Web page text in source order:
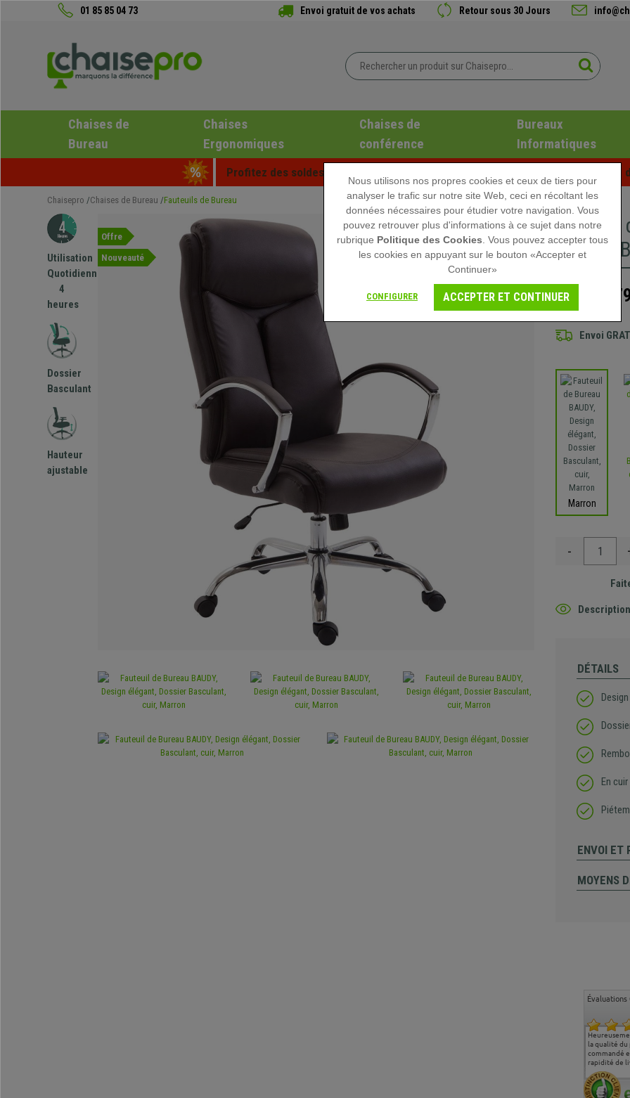
01 85 85 04 73 Envoi gratuit de vos achats Retour sous 30 Jours
Chaises de
Bureau
Chaises
Ergonomiques
Chaises de
conférence
Bureaux
Informatiques
Profitez des soldes d'été chez Chaisepro ! Des réductions exclusives pour une
Chaisepro Chaises de Bureau Fauteuils de Bureau
Utilisation
Quotidienne
4
heures
Dossier
Basculant
Hauteur
ajustable
Offre
Nouveauté
Fauteuil
Dossier
339,90 €
Envoi
Marron
-
DÉTAILS
En
ENVOI ET
MOYENS
Évaluations
la qualité
commandé
rapidité de
Nous utilisons nos propres cookies et ceux de tiers pour
analyser le trafic sur notre site Web, ceci en récoltant les
données nécessaires pour étudier votre navigation. Vous
pouvez retrouver plus d'informations à ce sujet dans notre
rubrique Politique des Cookies . Vous pouvez accepter tous
les cookies en appuyant sur le bouton «Accepter et
Continuer»
CONFIGURER ACCEPTER ET CONTINUER